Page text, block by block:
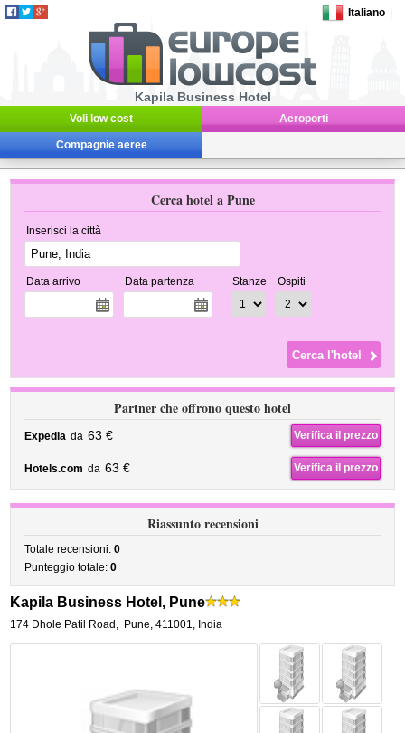
Italiano
Kapila Business Hotel
Voli low cost Aeroporti
Compagnie aeree
Cerca hotel a Pune
Inserisci la città
Data arrivo Data partenza Stanze Ospiti
Partner che offrono questo hotel
Expedia da 63 € Verifica il prezzo
Hotels.com da 63 € Verifica il prezzo
Riassunto recensioni
Totale recensioni:0
Punteggio totale:0
Kapila Business Hotel, Pune
174 Dhole Patil Road , Pune,411001, India